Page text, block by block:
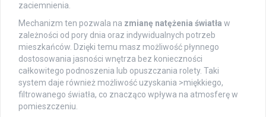
zaciemnienia.
Mechanizm ten pozwala na zmianę natężenia światła w
zależności od pory dnia oraz indywidualnych potrzeb
mieszkańców. Dzięki temu masz możliwość płynnego
dostosowania jasności wnętrza bez konieczności
całkowitego podnoszenia lub opuszczania rolety. Taki
system daje również możliwość uzyskania >miękkiego,
filtrowanego światła, co znacząco wpływa na atmosferę w
pomieszczeniu.